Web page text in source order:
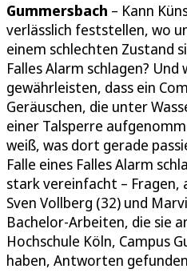
Gummersbach – Kann
verlässlich feststellen, wo
einem schlechten Zustand
Falles Alarm schlagen?
gewährleisten, dass ein
Geräuschen, die unter
einer Talsperre
weiß, was dort gerade
Falle eines Falles Alarm
stark vereinfacht – Fragen,
Sven Vollberg (32) und
Bachelor-Arbeiten, die sie
Hochschule Köln, Campus
haben, Antworten